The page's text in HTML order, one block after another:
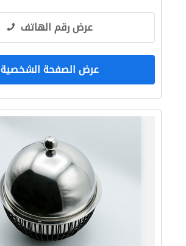
عرض رقم الهاتف
عرض الصفحة الشخصية